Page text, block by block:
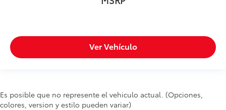
Ver Vehículo
Es posible que no represente el vehiculo actual. (Opciones,
colores, version y estilo pueden variar)